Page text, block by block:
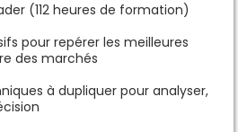
(112 heures de formation)
pour repérer les meilleures
des marchés
à dupliquer pour analyser,